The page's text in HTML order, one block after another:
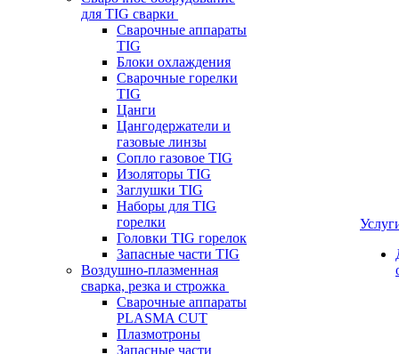
для TIG сварки
Сварочные аппараты
TIG
Блоки охлаждения
Сварочные горелки
TIG
Цанги
Цангодержатели и
газовые линзы
Сопло газовое TIG
Изоляторы TIG
Заглушки TIG
Наборы для TIG
горелки
Головки TIG горелок
Запасные части TIG
Воздушно-плазменная
сварка, резка и строжка
Сварочные аппараты
PLASMA CUT
Плазмотроны
Запасные части